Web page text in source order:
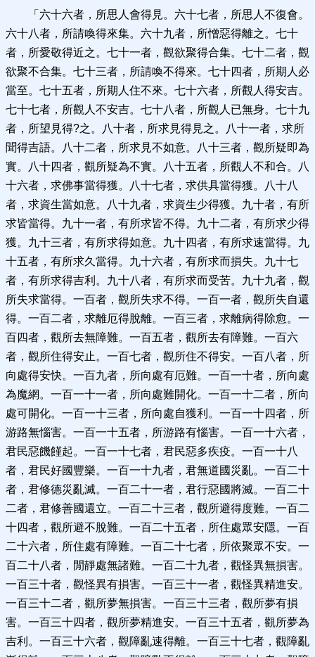
「六十六者，所思人會得見。六十七者，所思人不復會。
六十八者，所請喚得來集。六十九者，所憎惡得離之。七十
者，所愛敬得近之。七十一者，觀欲聚得合集。七十二者，觀
欲聚不合集。七十三者，所請喚不得來。七十四者，所期人必
當至。七十五者，所期人住不來。七十六者，所觀人得安吉。
七十七者，所觀人不安吉。七十八者，所觀人已無身。七十九
者，所望見得?之。八十者，所求見得見之。八十一者，求所
聞得吉語。八十二者，所求見不如意。八十三者，觀所疑即為
實。八十四者，觀所疑為不實。八十五者，所觀人不和合。八
十六者，求佛事當得獲。八十七者，求供具當得獲。八十八
者，求資生當如意。八十九者，求資生少得獲。九十者，有所
求皆當得。九十一者，有所求皆不得。九十二者，有所求少得
獲。九十三者，有所求得如意。九十四者，有所求速當得。九
十五者，有所求久當得。九十六者，有所求而損失。九十七
者，有所求得吉利。九十八者，有所求而受苦。九十九者，觀
所失求當得。一百者，觀所失求不得。一百一者，觀所失自還
得。一百二者，求離厄得脫離。一百三者，求離病得除愈。一
百四者，觀所去無障難。一百五者，觀所去有障難。一百六
者，觀所住得安止。一百七者，觀所住不得安。一百八者，所
向處得安快。一百九者，所向處有厄難。一百一十者，所向處
為魔網。一百一十一者，所向處難開化。一百一十二者，所向
處可開化。一百一十三者，所向處自獲利。一百一十四者，所
游路無惱害。一百一十五者，所游路有惱害。一百一十六者，
君民惡饑饉起。一百一十七者，君民惡多疾疫。一百一十八
者，君民好國豐樂。一百一十九者，君無道國災亂。一百二十
者，君修德災亂滅。一百二十一者，君行惡國將滅。一百二十
二者，君修善國還立。一百二十三者，觀所避得度難。一百二
十四者，觀所避不脫難。一百二十五者，所住處眾安隱。一百
二十六者，所住處有障難。一百二十七者，所依聚眾不安。一
百二十八者，閒靜處無諸難。一百二十九者，觀怪異無損害。
一百三十者，觀怪異有損害。一百三十一者，觀怪異精進安。
一百三十二者，觀所夢無損害。一百三十三者，觀所夢有損
害。一百三十四者，觀所夢精進安。一百三十五者，觀所夢為
吉利。一百三十六者，觀障亂速得離。一百三十七者，觀障亂